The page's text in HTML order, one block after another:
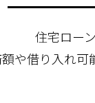
住宅ロー
や借り入れ可